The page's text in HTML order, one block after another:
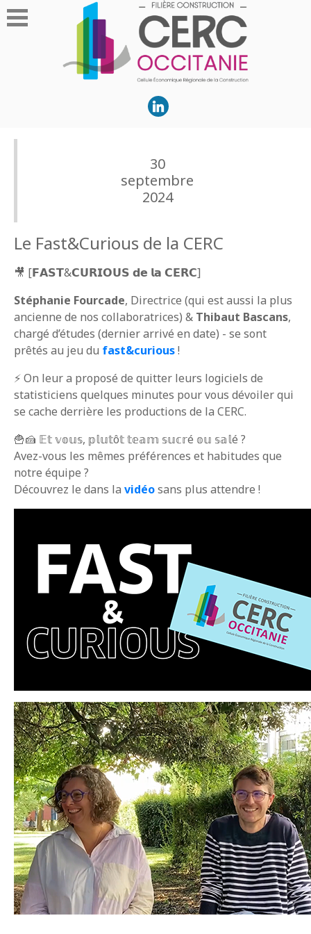
30
septembre
2024
Le Fast&Curious de la CERC
🎥 [𝗙𝗔𝗦𝗧&𝗖𝗨𝗥𝗜𝗢𝗨𝗦 𝗱𝗲 𝗹𝗮 𝗖𝗘𝗥𝗖]
Stéphanie Fourcade, Directrice (qui est aussi la plus
ancienne de nos collaboratrices) & Thibaut Bascans,
chargé d’études (dernier arrivé en date) - se sont
prêtés au jeu du fast&curious!
⚡ On leur a proposé de quitter leurs logiciels de
statisticiens quelques minutes pour vous dévoiler qui
se cache derrière les productions de la CERC.
🍟🍰 𝔼𝕥 𝕧𝕠𝕦𝕤, 𝕡𝕝𝕦𝕥ô𝕥 𝕥𝕖𝕒𝕞 𝕤𝕦𝕔𝕣é 𝕠𝕦 𝕤𝕒𝕝é ?
Avez-vous les mêmes préférences et habitudes que
notre équipe ?
Découvrez le dans la vidéosans plus attendre !